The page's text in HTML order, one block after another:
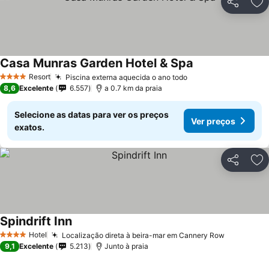
Partilhar
4 EstrelasResort Piscina externa aquecida o ano todo
Casa Munras Garden Hotel & Spa
8,6 Excelente 6.557 a 0.7 km da praia
Selecione as datas para ver os preços
exatos.
Ver preços
Partilhar
4 EstrelasHotel Localização direta à beira-mar em Cannery Row
Spindrift Inn
9,1 Excelente 5.213 Junto à praia